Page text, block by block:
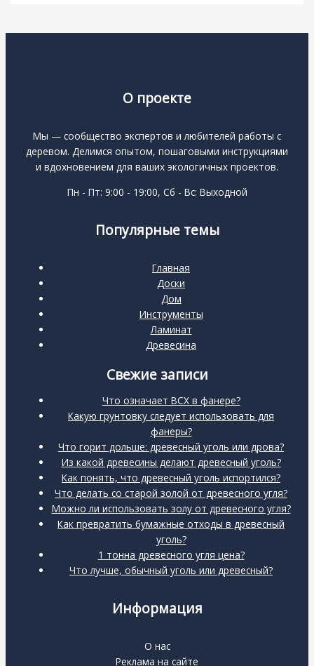
О проекте
Мы — сообщество экспертов и любителей работы с
деревом. Делимся опытом, пошаговыми инструкциями
и вдохновением для ваших экологичных проектов.
Пн - Пт: 9:00 - 19:00, Сб - Вс: Выходной
Популярные темы
Главная
Доски
Дом
Инструменты
Ламинат
Древесина
Свежие записи
Что означает BCX в фанере?
Какую грунтовку следует использовать для
фанеры?
Что горит дольше: древесный уголь или дрова?
Из какой древесины делают древесный уголь?
Как понять, что древесный уголь испортился?
Что делать со старой золой от древесного угля?
Можно ли использовать золу от древесного угля?
Как превратить бумажные отходы в древесный
уголь?
1 тонна древесного угля цена?
Что лучше, обычный уголь или древесный?
Информация
О нас
Реклама на сайте